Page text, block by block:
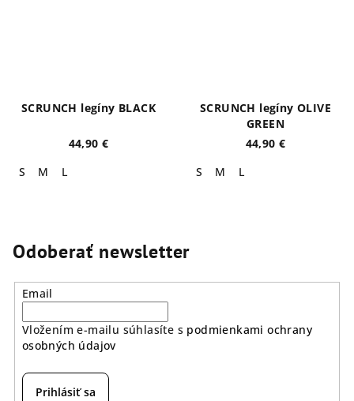
SCRUNCH legíny BLACK
44,90 €
S
M L
SCRUNCH legíny OLIVE
GREEN
44,90 €
S
M L
Odoberať newsletter
Email
Vložením e-mailu súhlasíte s podmienkami ochrany
osobných údajov
Prihlásiť sa